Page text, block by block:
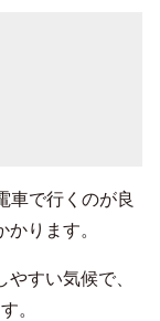
車で行くのが良
ります。
すい気候で、
。